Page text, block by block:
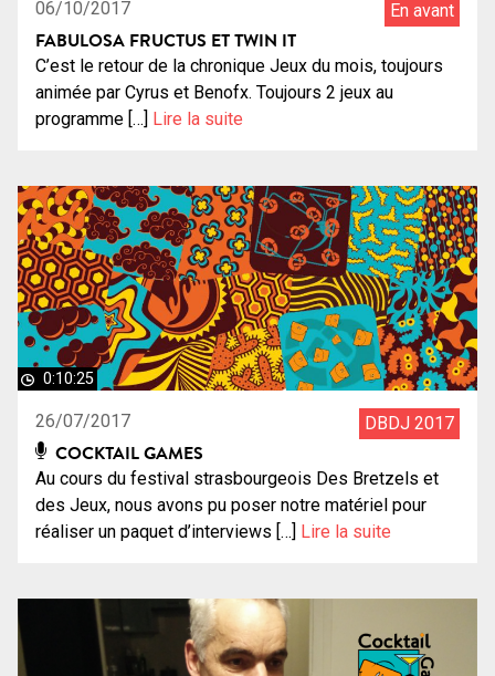
06/10/2017 En avant
FABULOSA FRUCTUS ET TWIN IT
C’est le retour de la chronique Jeux du mois, toujours
animée par Cyrus et Benofx. Toujours 2 jeux au
programme […]
Lire la suite
0:10:25
26/07/2017 DBDJ 2017
COCKTAIL GAMES
Au cours du festival strasbourgeois Des Bretzels et
des Jeux, nous avons pu poser notre matériel pour
réaliser un paquet d’interviews […]
Lire la suite